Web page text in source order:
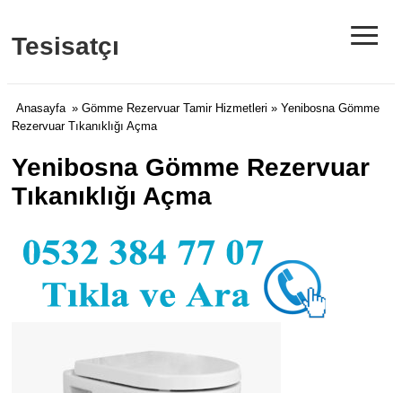
Tesisatçı ≡
Anasayfa » Gömme Rezervuar Tamir Hizmetleri » Yenibosna Gömme
Rezervuar Tıkanıklığı Açma
Yenibosna Gömme Rezervuar
Tıkanıklığı Açma